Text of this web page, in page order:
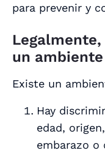
para prevenir y
un
Existe un
Hay
edad,
embarazo o